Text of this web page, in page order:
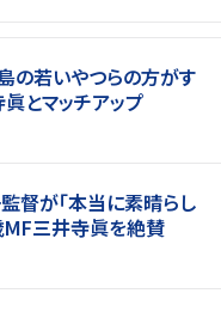
の若いやつらの方がす
眞とマッチアップ
督が「本当に素晴らし
MF三井寺眞を絶賛